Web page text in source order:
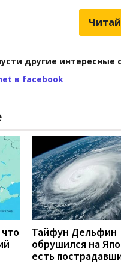
другие интересные
в facebook
Тайфун Дельфин
обрушился на
есть